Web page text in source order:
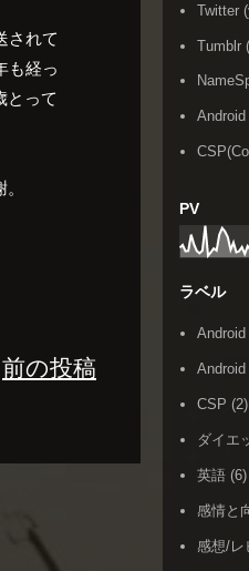
されて
も経っ
とって
前の投稿
Twitter
Tumblr
PV
ラベル
CSP (2)
ダイエ
英語 (6)
感情と
感想/レ